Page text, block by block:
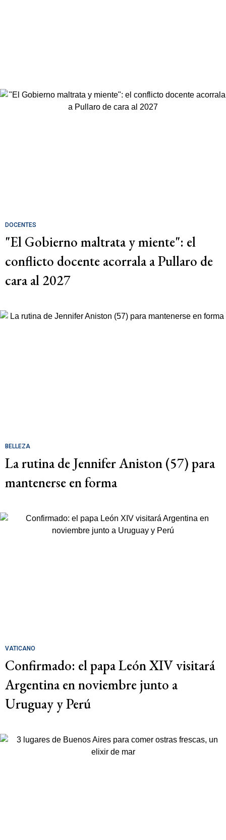
DOCENTES
"El Gobierno maltrata y miente": el
conflicto docente acorrala a Pullaro de
cara al 2027
BELLEZA
La rutina de Jennifer Aniston (57) para
mantenerse en forma
VATICANO
Confirmado: el papa León XIV visitará
Argentina en noviembre junto a
Uruguay y Perú